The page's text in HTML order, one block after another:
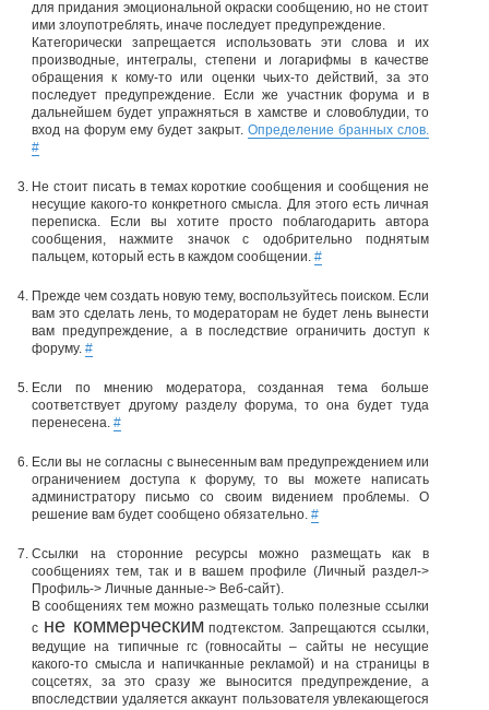
для придания эмоциональной окраски сообщению, но не стоит
ими злоупотреблять, иначе последует предупреждение.
Категорически запрещается использовать эти слова и их
производные, интегралы, степени и логарифмы в качестве
обращения к кому-то или оценки чьих-то действий, за это
последует предупреждение. Если же участник форума и в
дальнейшем будет упражняться в хамстве и словоблудии, то
вход на форум ему будет закрыт. Определение бранных слов.
#
Не стоит писать в темах короткие сообщения и сообщения не
несущие какого-то конкретного смысла. Для этого есть личная
переписка. Если вы хотите просто поблагодарить автора
сообщения, нажмите значок с одобрительно поднятым
пальцем, который есть в каждом сообщении. #
Прежде чем создать новую тему, воспользуйтесь поиском. Если
вам это сделать лень, то модераторам не будет лень вынести
вам предупреждение, а в последствие ограничить доступ к
форуму. #
Если по мнению модератора, созданная тема больше
соответствует другому разделу форума, то она будет туда
перенесена. #
Если вы не согласны с вынесенным вам предупреждением или
ограничением доступа к форуму, то вы можете написать
администратору письмо со своим видением проблемы. О
решение вам будет сообщено обязательно. #
Ссылки на сторонние ресурсы можно размещать как в
сообщениях тем, так и в вашем профиле (Личный раздел->
Профиль-> Личные данные-> Веб-сайт).
В сообщениях тем можно размещать только полезные ссылки
с не коммерческим подтекстом. Запрещаются ссылки,
ведущие на типичные гс (говносайты – сайты не несущие
какого-то смысла и напичканные рекламой) и на страницы в
соцсетях, за это сразу же выносится предупреждение, а
впоследствии удаляется аккаунт пользователя увлекающегося